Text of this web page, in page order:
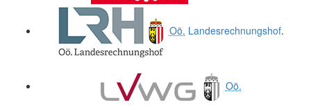
Oö. Landesrechnungshof.
Oö.